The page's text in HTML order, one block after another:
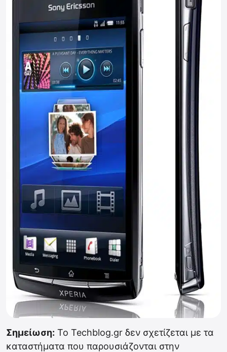
Σημείωση: Το Techblog.gr δεν σχετίζεται με τα
καταστήματα που παρουσιάζονται στην